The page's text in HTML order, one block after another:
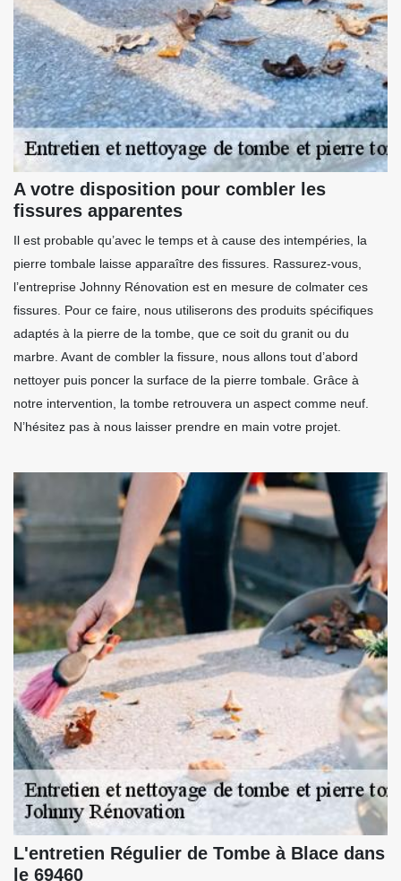
A votre disposition pour combler les
fissures apparentes
Il est probable qu’avec le temps et à cause des intempéries, la
pierre tombale laisse apparaître des fissures. Rassurez-vous,
l’entreprise Johnny Rénovation est en mesure de colmater ces
fissures. Pour ce faire, nous utiliserons des produits spécifiques
adaptés à la pierre de la tombe, que ce soit du granit ou du
marbre. Avant de combler la fissure, nous allons tout d’abord
nettoyer puis poncer la surface de la pierre tombale. Grâce à
notre intervention, la tombe retrouvera un aspect comme neuf.
N’hésitez pas à nous laisser prendre en main votre projet.
L'entretien Régulier de Tombe à Blace dans
le 69460